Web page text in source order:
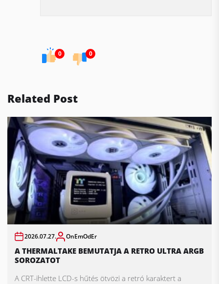
0 0
Related Post
2026.07.27. OnEmOdEr
A THERMALTAKE BEMUTATJA A RETRO ULTRA ARGB
SOROZATOT
A CRT-ihlette LCD-s hűtés ötvözi a retró karaktert a